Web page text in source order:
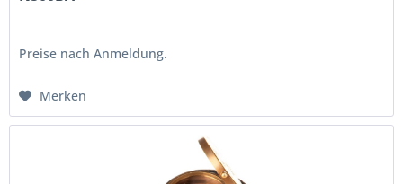
Preise nach Anmeldung.
Merken